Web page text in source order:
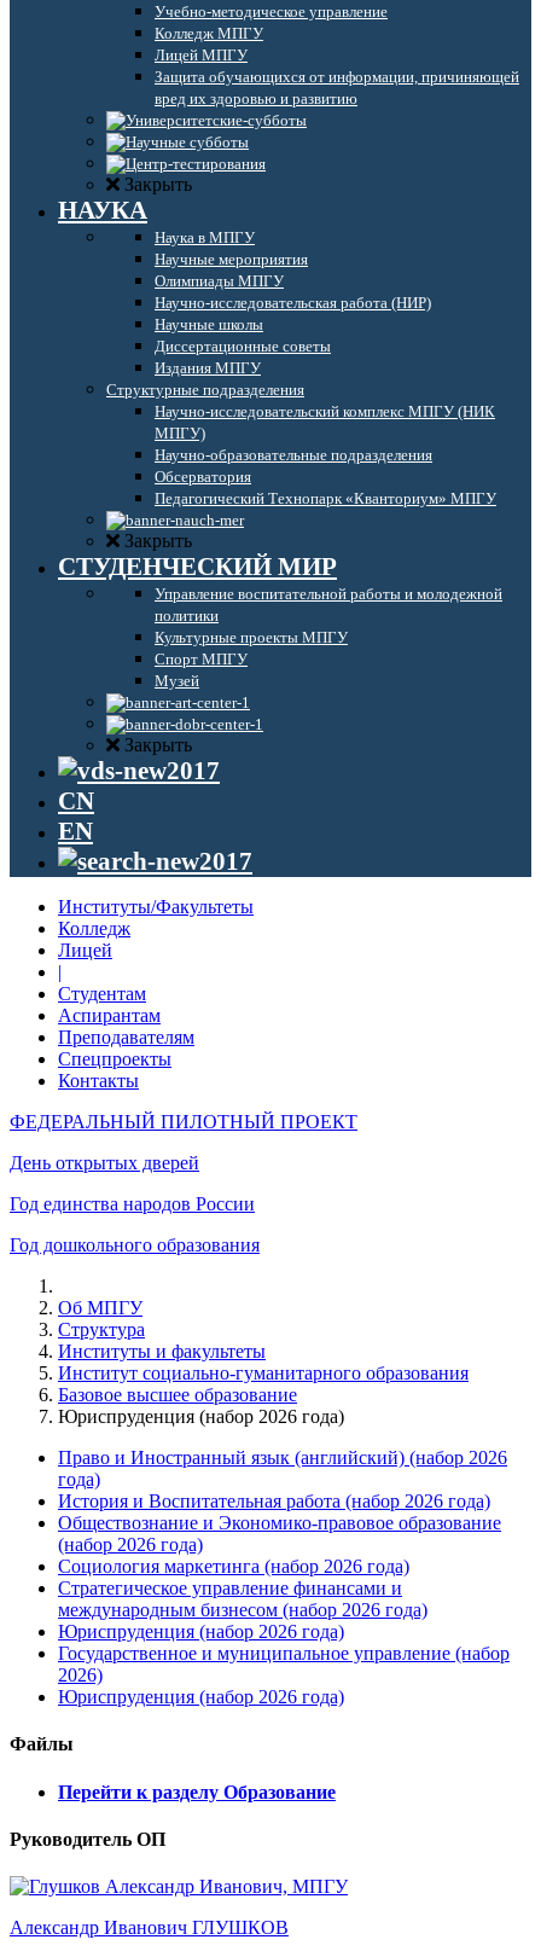
Учебно-методическое управление
Колледж МПГУ
Лицей МПГУ
Защита обучающихся от информации, причиняющей
вред их здоровью и развитию
Закрыть
НАУКА
Наука в МПГУ
Научные мероприятия
Олимпиады МПГУ
Научно-исследовательская работа (НИР)
Научные школы
Диссертационные советы
Издания МПГУ
Структурные подразделения
Научно-исследовательский комплекс МПГУ (НИК
МПГУ)
Научно-образовательные подразделения
Обсерватория
Педагогический Технопарк «Кванториум» МПГУ
Закрыть
СТУДЕНЧЕСКИЙ МИР
Управление воспитательной работы и молодежной
политики
Культурные проекты МПГУ
Спорт МПГУ
Музей
Закрыть
CN
EN
Институты/Факультеты
Колледж
Лицей
|
Студентам
Аспирантам
Преподавателям
Спецпроекты
Контакты
ФЕДЕРАЛЬНЫЙ ПИЛОТНЫЙ ПРОЕКТ
День открытых дверей
Год единства народов России
Год дошкольного образования
Об МПГУ
Структура
Институты и факультеты
Институт социально-гуманитарного образования
Базовое высшее образование
Юриспруденция (набор 2026 года)
Право и Иностранный язык (английский) (набор 2026
года)
История и Воспитательная работа (набор 2026 года)
Обществознание и Экономико-правовое образование
(набор 2026 года)
Социология маркетинга (набор 2026 года)
Стратегическое управление финансами и
международным бизнесом (набор 2026 года)
Юриспруденция (набор 2026 года)
Государственное и муниципальное управление (набор
2026)
Юриспруденция (набор 2026 года)
Файлы
Перейти к разделу Образование
Руководитель ОП
Александр Иванович ГЛУШКОВ